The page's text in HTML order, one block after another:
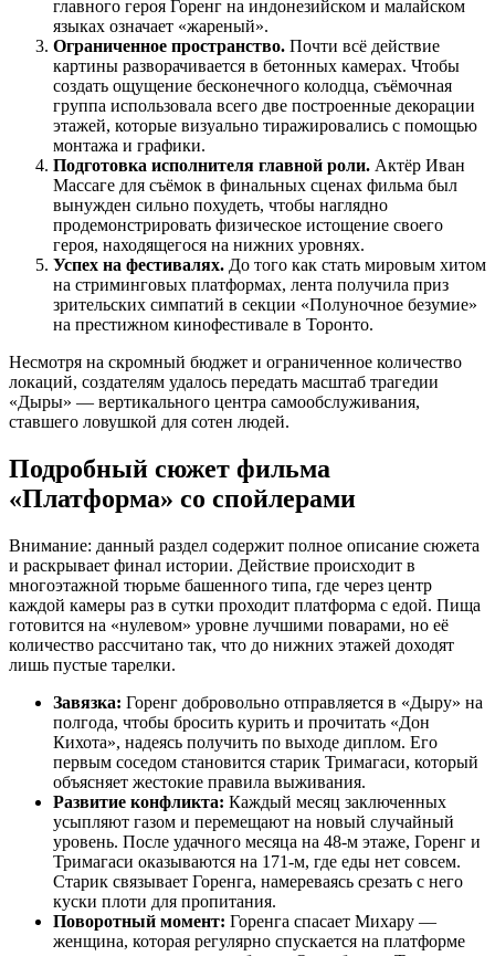
главного героя Горенг на индонезийском и малайском
языках означает «жареный».
Ограниченное пространство. Почти всё действие
картины разворачивается в бетонных камерах. Чтобы
создать ощущение бесконечного колодца, съёмочная
группа использовала всего две построенные декорации
этажей, которые визуально тиражировались с помощью
монтажа и графики.
Подготовка исполнителя главной роли. Актёр Иван
Массаге для съёмок в финальных сценах фильма был
вынужден сильно похудеть, чтобы наглядно
продемонстрировать физическое истощение своего
героя, находящегося на нижних уровнях.
Успех на фестивалях. До того как стать мировым хитом
на стриминговых платформах, лента получила приз
зрительских симпатий в секции «Полуночное безумие»
на престижном кинофестивале в Торонто.
Несмотря на скромный бюджет и ограниченное количество
локаций, создателям удалось передать масштаб трагедии
«Дыры» — вертикального центра самообслуживания,
ставшего ловушкой для сотен людей.
Подробный сюжет фильма
«Платформа» со спойлерами
Внимание: данный раздел содержит полное описание сюжета
и раскрывает финал истории. Действие происходит в
многоэтажной тюрьме башенного типа, где через центр
каждой камеры раз в сутки проходит платформа с едой. Пища
готовится на «нулевом» уровне лучшими поварами, но её
количество рассчитано так, что до нижних этажей доходят
лишь пустые тарелки.
Завязка: Горенг добровольно отправляется в «Дыру» на
полгода, чтобы бросить курить и прочитать «Дон
Кихота», надеясь получить по выходе диплом. Его
первым соседом становится старик Тримагаси, который
объясняет жестокие правила выживания.
Развитие конфликта: Каждый месяц заключенных
усыпляют газом и перемещают на новый случайный
уровень. После удачного месяца на 48-м этаже, Горенг и
Тримагаси оказываются на 171-м, где еды нет совсем.
Старик связывает Горенга, намереваясь срезать с него
куски плоти для пропитания.
Поворотный момент: Горенга спасает Михару —
женщина, которая регулярно спускается на платформе